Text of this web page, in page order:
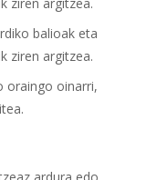
balioak eta
ziren argitzea.
oraingo oinarri,